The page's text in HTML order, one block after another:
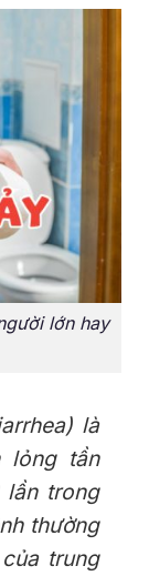
lớn hay
là
lỏng tần
lần trong
thường
trung